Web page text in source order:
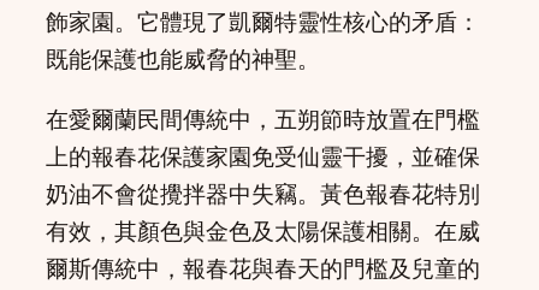
飾家園。它體現了凱爾特靈性核心的矛盾：
既能保護也能威脅的神聖。
在愛爾蘭民間傳統中，五朔節時放置在門檻
上的報春花保護家園免受仙靈干擾，並確保
奶油不會從攪拌器中失竊。黃色報春花特別
有效，其顏色與金色及太陽保護相關。在威
爾斯傳統中，報春花與春天的門檻及兒童的